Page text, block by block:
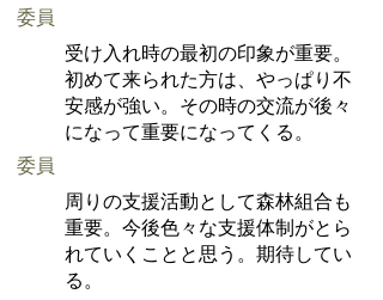
委員
受け入れ時の最初の印象が重要。
初めて来られた方は、やっぱり不
安感が強い。その時の交流が後々
になって重要になってくる。
委員
周りの支援活動として森林組合も
重要。今後色々な支援体制がとら
れていくことと思う。期待してい
る。